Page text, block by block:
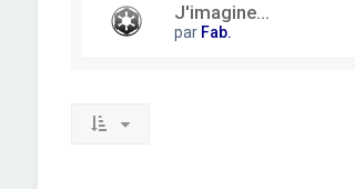
J'imagine...
par Fab.